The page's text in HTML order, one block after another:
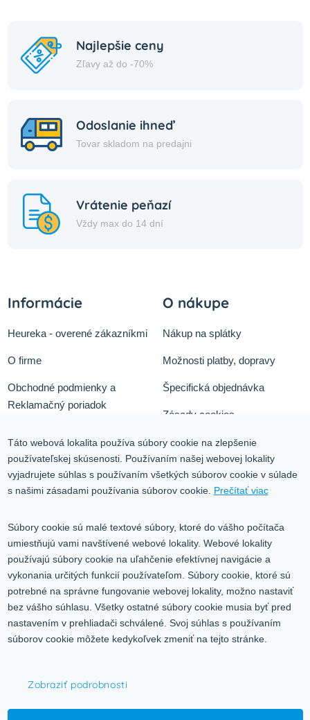
Najlepšie ceny
Zľavy až do -70%
Odoslanie ihneď
Tovar skladom na predajni
Vrátenie peňazí
Vždy max do 14 dní
Informácie
Heureka - overené zákazníkmi
O firme
Obchodné podmienky a
Reklamačný poriadok
Služby
Kontakt
O nákupe
Nákup na splátky
Možnosti platby, dopravy
Špecifická objednávka
Zásady cookies
Ochrana osobných údajov
Blog
Kontakt
Volgogradská 9, 08001 Prešov
0917 353 303
predajna@inco-ag.sk
© 2015-2026,INCO - AG, s.r.o.
Táto webová lokalita používa súbory cookie na zlepšenie
používateľskej skúsenosti. Používaním našej webovej lokality
vyjadrujete súhlas s používaním všetkých súborov cookie v súlade
s našimi zásadami používania súborov cookie. Prečítať viac
Súbory cookie sú malé textové súbory, ktoré do vášho počítača
umiestňujú vami navštívené webové lokality. Webové lokality
používajú súbory cookie na uľahčenie efektívnej navigácie a
vykonania určitých funkcií používateľom. Súbory cookie, ktoré sú
potrebné na správne fungovanie webovej lokality, možno nastaviť
bez vášho súhlasu. Všetky ostatné súbory cookie musia byť pred
nastavením v prehliadači schválené. Svoj súhlas s používaním
súborov cookie môžete kedykoľvek zmeniť na tejto stránke.
Zobraziť podrobnosti